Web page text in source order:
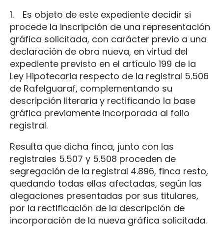
1. Es objeto de este expediente decidir si
procede la inscripción de una representación
gráfica solicitada, con carácter previo a una
declaración de obra nueva, en virtud del
expediente previsto en el artículo 199 de la
Ley Hipotecaria respecto de la registral 5.506
de Rafelguaraf, complementando su
descripción literaria y rectificando la base
gráfica previamente incorporada al folio
registral.
Resulta que dicha finca, junto con las
registrales 5.507 y 5.508 proceden de
segregación de la registral 4.896, finca resto,
quedando todas ellas afectadas, según las
alegaciones presentadas por sus titulares,
por la rectificación de la descripción de
incorporación de la nueva gráfica solicitada.